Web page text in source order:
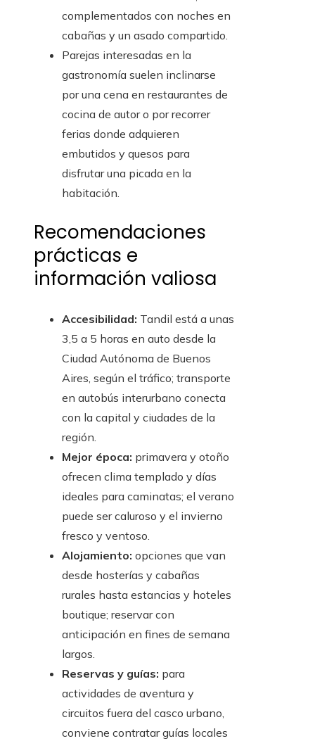
complementados con noches en
cabañas y un asado compartido.
Parejas interesadas en la
gastronomía suelen inclinarse
por una cena en restaurantes de
cocina de autor o por recorrer
ferias donde adquieren
embutidos y quesos para
disfrutar una picada en la
habitación.
Recomendaciones
prácticas e
información valiosa
Accesibilidad: Tandil está a unas
3,5 a 5 horas en auto desde la
Ciudad Autónoma de Buenos
Aires, según el tráfico; transporte
en autobús interurbano conecta
con la capital y ciudades de la
región.
Mejor época: primavera y otoño
ofrecen clima templado y días
ideales para caminatas; el verano
puede ser caluroso y el invierno
fresco y ventoso.
Alojamiento: opciones que van
desde hosterías y cabañas
rurales hasta estancias y hoteles
boutique; reservar con
anticipación en fines de semana
largos.
Reservas y guías: para
actividades de aventura y
circuitos fuera del casco urbano,
conviene contratar guías locales